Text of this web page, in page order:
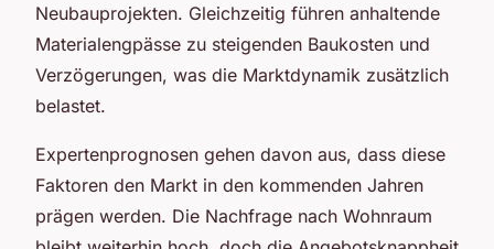
Neubauprojekten. Gleichzeitig führen anhaltende
Materialengpässe zu steigenden Baukosten und
Verzögerungen, was die Marktdynamik zusätzlich
belastet.
Expertenprognosen gehen davon aus, dass diese
Faktoren den Markt in den kommenden Jahren
prägen werden. Die Nachfrage nach Wohnraum